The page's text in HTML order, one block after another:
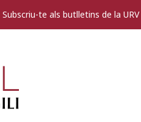
Subscriu-te als butlletins de la URV